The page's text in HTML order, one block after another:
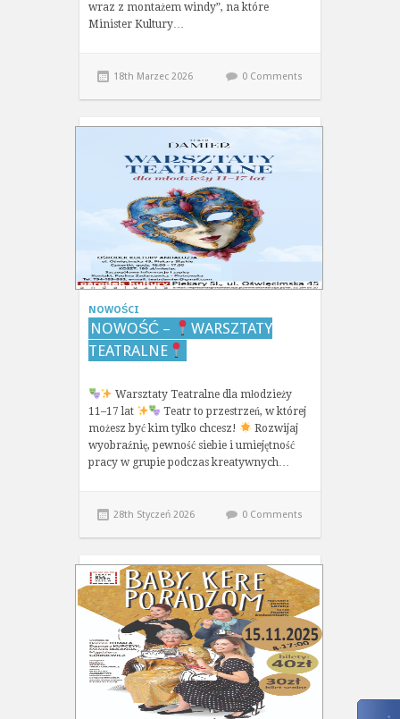
wraz z montażem windy”, na które
Minister Kultury…
18th Marzec 2026 0 Comments
NOWOŚCI
NOWOŚĆ –
WARSZTATY
TEATRALNE
Warsztaty Teatralne dla młodzieży
11–17 lat
Teatr to przestrzeń, w której
możesz być kim tylko chcesz!
Rozwijaj
wyobraźnię, pewność siebie i umiejętność
pracy w grupie podczas kreatywnych…
28th Styczeń 2026 0 Comments